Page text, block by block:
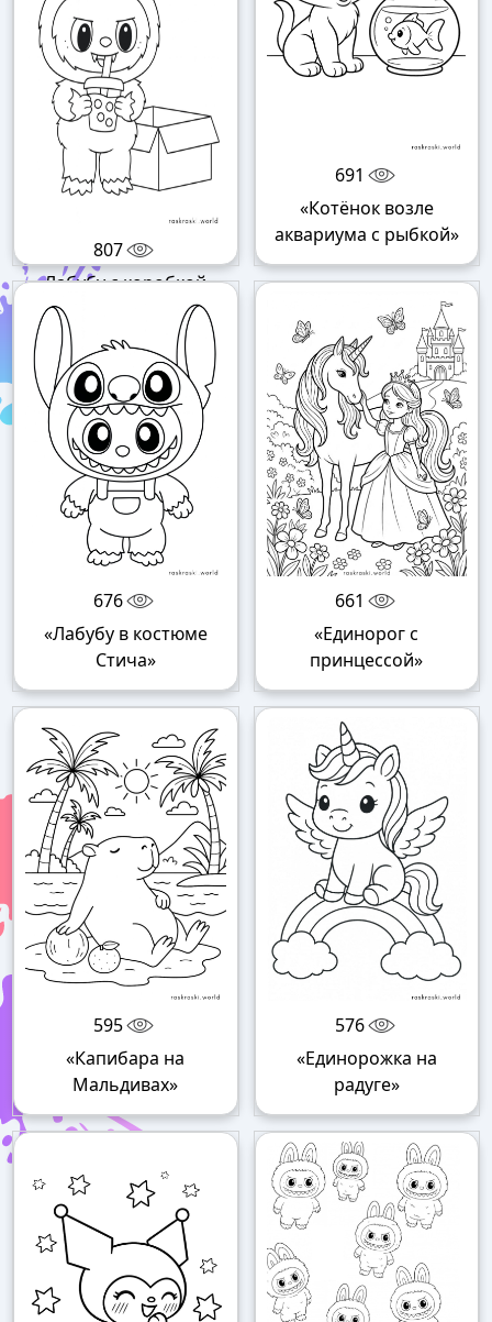
807
«Лабубу с коробкой»
691
«Котёнок возле
аквариума с рыбкой»
676
«Лабубу в костюме
Стича»
661
«Единорог с
принцессой»
595
«Капибара на
Мальдивах»
576
«Единорожка на
радуге»